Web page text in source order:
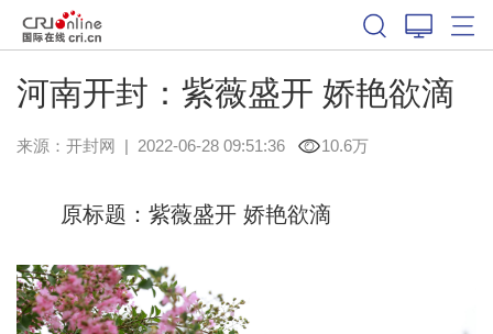
河南开封：紫薇盛开 娇艳欲滴
来源： 开封网 | 2022-06-28 09:51:36 10.6万
原标题：紫薇盛开 娇艳欲滴